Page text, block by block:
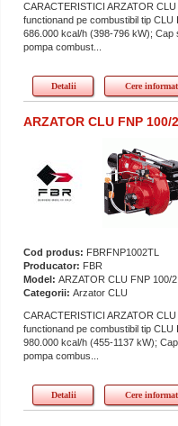
CARACTERISTICI ARZATOR
functionand pe combustibil tip
686.000 kcal/h (398-796 kW);
pompa combust...
Detalii Cere
ARZATOR CLU FNP 100/
Cod produs: FBRFNP1002TL
Producator: FBR
Model: ARZATOR CLU FNP 100/2
Categorii: Arzator CLU
CARACTERISTICI ARZATOR
functionand pe combustibil tip
980.000 kcal/h (455-1137
pompa combus...
Detalii Cere